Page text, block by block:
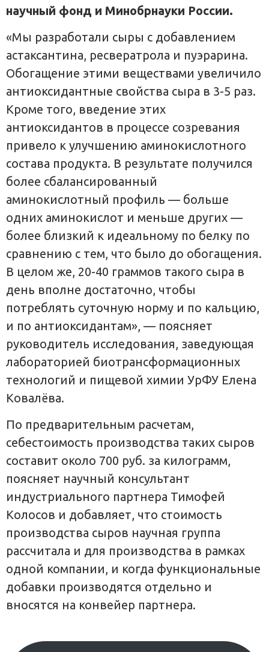
научный фонд и Минобрнауки России.
«Мы разработали сыры с добавлением
астаксантина, ресвератрола и пуэрарина.
Обогащение этими веществами увеличило
антиоксидантные свойства сыра в 3-5 раз.
Кроме того, введение этих
антиоксидантов в процессе созревания
привело к улучшению аминокислотного
состава продукта. В результате получился
более сбалансированный
аминокислотный профиль — больше
одних аминокислот и меньше других —
более близкий к идеальному по белку по
сравнению с тем, что было до обогащения.
В целом же, 20-40 граммов такого сыра в
день вполне достаточно, чтобы
потреблять суточную норму и по кальцию,
и по антиоксидантам», — поясняет
руководитель исследования, заведующая
лабораторией биотрансформационных
технологий и пищевой химии УрФУ Елена
Ковалёва.
По предварительным расчетам,
себестоимость производства таких сыров
составит около 700 руб. за килограмм,
поясняет научный консультант
индустриального партнера Тимофей
Колосов и добавляет, что стоимость
производства сыров научная группа
рассчитала и для производства в рамках
одной компании, и когда функциональные
добавки производятся отдельно и
вносятся на конвейер партнера.